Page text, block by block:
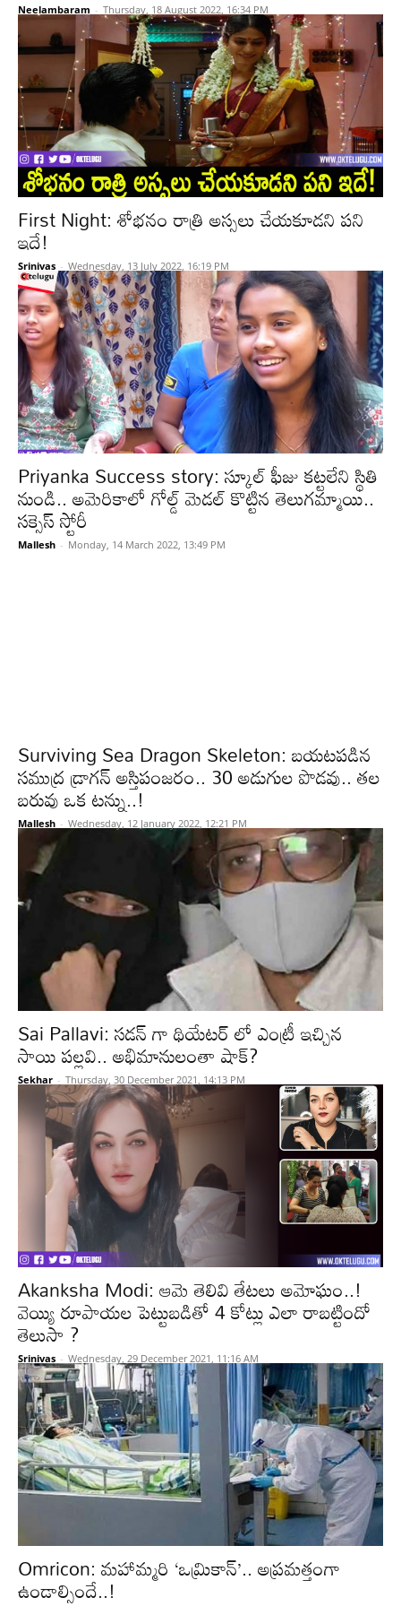
Neelambaram - Thursday, 18 August 2022, 16:34 PM
First Night: శోభనం రాత్రి అస్సలు చేయకూడని పని
ఇదే!
Srinivas - Wednesday, 13 July 2022, 16:19 PM
Priyanka Success story: స్కూల్ ఫీజు కట్టలేని స్థితి
నుండి.. అమెరికాలో గోల్డ్ మెడల్ కొట్టిన తెలుగమ్మాయి..
సక్సెస్ స్టోరీ
Mallesh - Monday, 14 March 2022, 13:49 PM
Surviving Sea Dragon Skeleton: బయటపడిన
సముద్ర డ్రాగన్ అస్తిపంజరం.. 30 అడుగుల పొడవు.. తల
బరువు ఒక టన్ను..!
Mallesh - Wednesday, 12 January 2022, 12:21 PM
Sai Pallavi: సడన్ గా థియేటర్ లో ఎంట్రీ ఇచ్చిన
సాయి పల్లవి.. అభిమానులంతా షాక్?
Sekhar - Thursday, 30 December 2021, 14:13 PM
Akanksha Modi: ఆమె తెలివి తేటలు అమోఘం..!
వెయ్యి రూపాయల పెట్టుబడితో 4 కోట్లు ఎలా రాబట్టిందో
తెలుసా ?
Srinivas - Wednesday, 29 December 2021, 11:16 AM
Omricon: మహామ్మరి ‘ఒమ్రికాన్’.. అప్రమత్తంగా
ఉండాల్సిందే..!